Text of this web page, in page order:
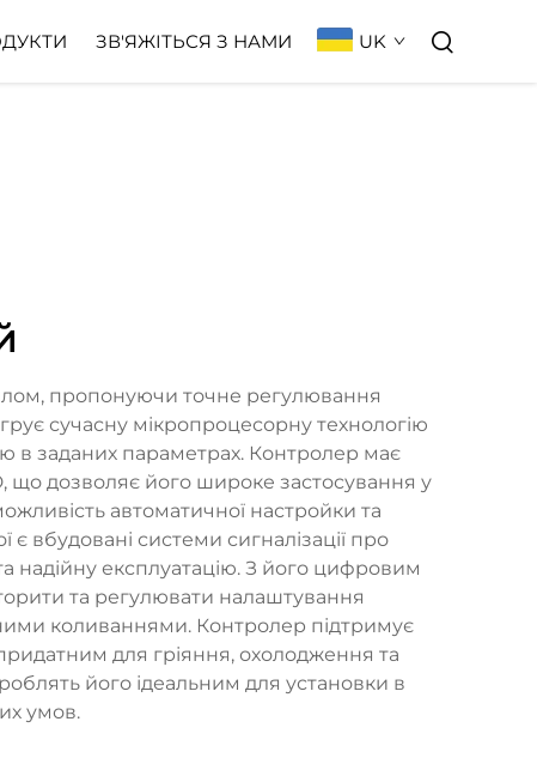
ЗВ'ЯЖІТЬСЯ З НАМИ UK
пропонуючи точне регулювання
сучасну мікропроцесорну технологію
в заданих параметрах. Контролер має
що дозволяє його широке застосування у
автоматичної настройки та
вбудовані системи сигналізації про
надійну експлуатацію. З його цифровим
та регулювати налаштування
коливаннями. Контролер підтримує
для гріяння, охолодження та
його ідеальним для установки в
умов.